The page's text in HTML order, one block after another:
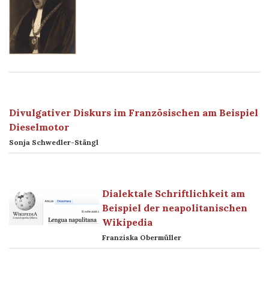
Divulgativer Diskurs im Französischen am Beispiel
Dieselmotor
Sonja Schwedler-Stängl
Dialektale Schriftlichkeit am
Beispiel der neapolitanischen
Wikipedia
Franziska Obermüller